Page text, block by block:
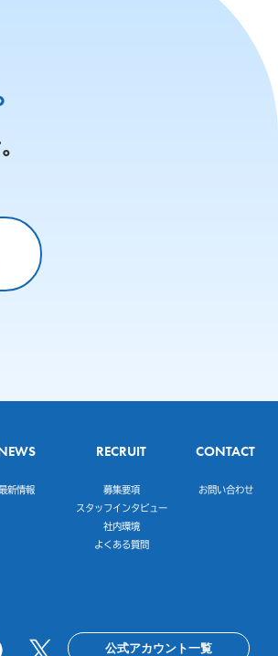
新情報
RECRUIT
募集要項
スタッフインタビュー
社内環境
よくある質問
CONTACT
お問い合わせ
公式アカウント一覧